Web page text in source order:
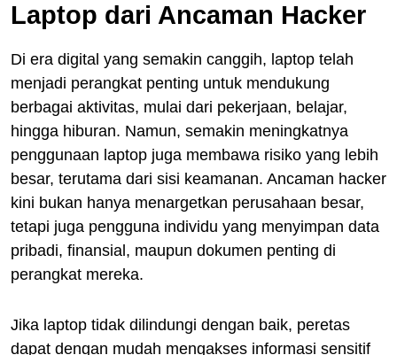
Laptop dari Ancaman Hacker
Di era digital yang semakin canggih, laptop telah
menjadi perangkat penting untuk mendukung
berbagai aktivitas, mulai dari pekerjaan, belajar,
hingga hiburan. Namun, semakin meningkatnya
penggunaan laptop juga membawa risiko yang lebih
besar, terutama dari sisi keamanan. Ancaman hacker
kini bukan hanya menargetkan perusahaan besar,
tetapi juga pengguna individu yang menyimpan data
pribadi, finansial, maupun dokumen penting di
perangkat mereka.
Jika laptop tidak dilindungi dengan baik, peretas
dapat dengan mudah mengakses informasi sensitif